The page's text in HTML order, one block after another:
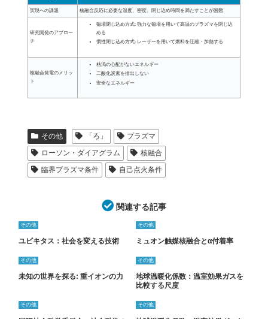
実現への課題 核融合反応に必要な温度、密度、閉じ込め時間 を満たすことが困難
研究開発のアプロー
チ
磁場閉じ込め方式: 強力な磁場を用いて高温のプラズマを閉じ込
める
慣性閉じ込め方式: レーザーを用いて燃料を圧縮・加熱する
核融合発電のメリッ
ト
枯渇の心配がないエネルギー
二酸化炭素を排出しない
安全なエネルギー
その他 「ろ」
プラズマ
ローソン・ダイアグラム
核融合
臨界プラズマ条件
自己点火条件
関連する記事
その他
ユビキタス：社会を変える技術
その他
ミュオン触媒核融合とα付着率
その他
未知の世界を探る: 重イオンの力
その他
地球温暖化係数：温室効果ガスを
比較する尺度
その他 その他